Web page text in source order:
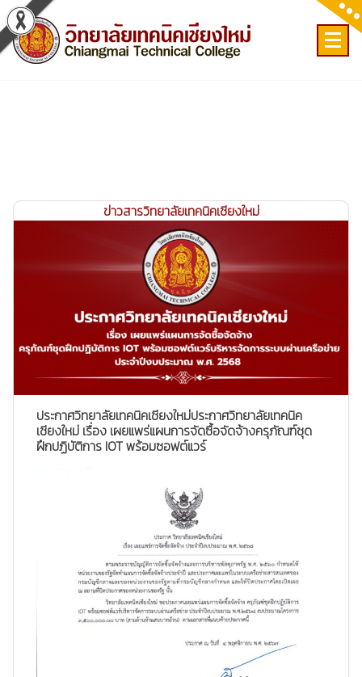
Skip
to
content
ข่าวสารวิทยาลัยเทคนิคเชียงใหม่
ประกาศวิทยาลัยเทคนิคเชียงใหม่ประกาศวิทยาลัยเทคนิค
เชียงใหม่ เรื่อง เผยแพร่แผนการจัดซื้อจัดจ้างครุภัณฑ์ชุด
ฝึกปฏิบัติการ IOT พร้อมซอฟต์แวร์